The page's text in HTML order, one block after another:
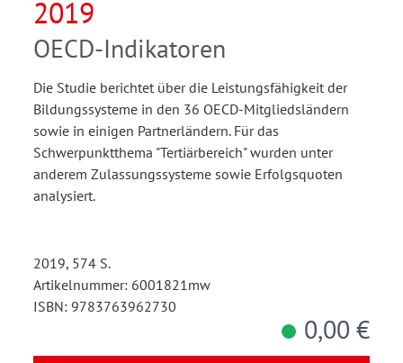
2019
OECD-Indikatoren
Die Studie berichtet über die Leistungsfähigkeit der
Bildungssysteme in den 36 OECD-Mitgliedsländern
sowie in einigen Partnerländern. Für das
Schwerpunktthema "Tertiärbereich" wurden unter
anderem Zulassungssysteme sowie Erfolgsquoten
analysiert.
2019, 574 S.
Artikelnummer: 6001821mw
ISBN: 9783763962730
0,00 €